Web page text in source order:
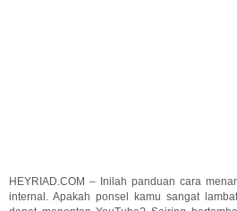
HEYRIAD.COM – Inilah panduan cara
internal. Apakah ponsel kamu sangat